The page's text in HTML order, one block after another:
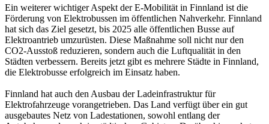
Ein weiterer wichtiger Aspekt der E-Mobilität in Finnland ist die
Förderung von Elektrobussen im öffentlichen Nahverkehr. Finnland
hat sich das Ziel gesetzt, bis 2025 alle öffentlichen Busse auf
Elektroantrieb umzurüsten. Diese Maßnahme soll nicht nur den
CO2-Ausstoß reduzieren, sondern auch die Luftqualität in den
Städten verbessern. Bereits jetzt gibt es mehrere Städte in Finnland,
die Elektrobusse erfolgreich im Einsatz haben.
Finnland hat auch den Ausbau der Ladeinfrastruktur für
Elektrofahrzeuge vorangetrieben. Das Land verfügt über ein gut
ausgebautes Netz von Ladestationen, sowohl entlang der